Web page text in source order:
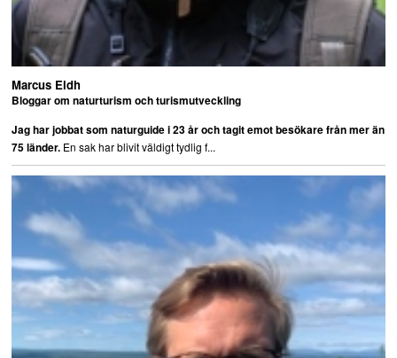
Marcus Eldh
Bloggar om naturturism och turismutveckling
Jag har jobbat som naturguide i 23 år och tagit emot besökare från mer än
75 länder.En sak har blivit väldigt tydlig f...